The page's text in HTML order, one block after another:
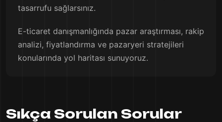
tasarrufu sağlarsınız.
E-ticaret danışmanlığında pazar araştırması, rakip
analizi, fiyatlandırma ve pazaryeri stratejileri
konularında yol haritası sunuyoruz.
Sıkça Sorulan Sorular